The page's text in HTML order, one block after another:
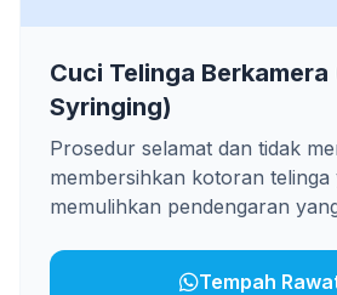
Cuci Telinga Berkamera
Syringing)
Prosedur selamat dan tidak
membersihkan kotoran
memulihkan pendengaran
Tempah